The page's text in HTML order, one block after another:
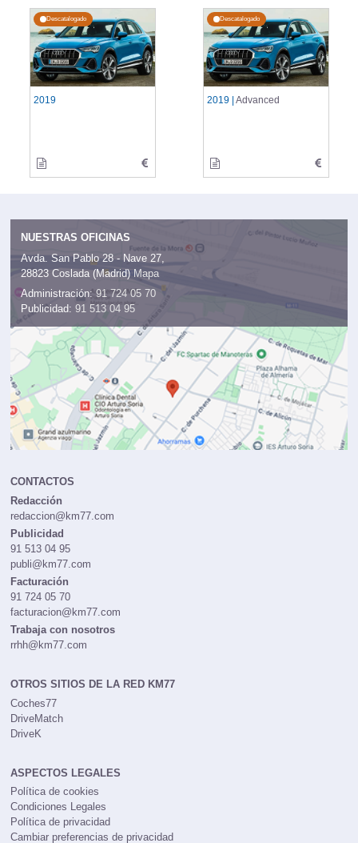
Descatalogado
2019
Descatalogado
2019 | Advanced
NUESTRAS OFICINAS
Avda. San Pablo 28 - Nave 27,
28823 Coslada (Madrid) Mapa
Administración: 91 724 05 70
Publicidad: 91 513 04 95
CONTACTOS
Redacción
redaccion@km77.com
Publicidad
91 513 04 95
publi@km77.com
Facturación
91 724 05 70
facturacion@km77.com
Trabaja con nosotros
rrhh@km77.com
OTROS SITIOS DE LA RED KM77
Coches77
DriveMatch
DriveK
ASPECTOS LEGALES
Política de cookies
Condiciones Legales
Política de privacidad
Cambiar preferencias de privacidad